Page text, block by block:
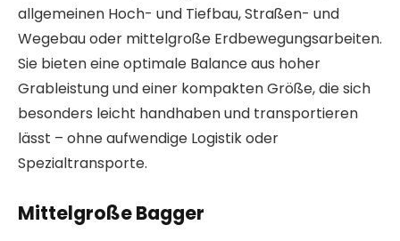
allgemeinen Hoch- und Tiefbau, Straßen- und
Wegebau oder mittelgroße Erdbewegungsarbeiten.
Sie bieten eine optimale Balance aus hoher
Grableistung und einer kompakten Größe, die sich
besonders leicht handhaben und transportieren
lässt – ohne aufwendige Logistik oder
Spezialtransporte.
Mittelgroße Bagger